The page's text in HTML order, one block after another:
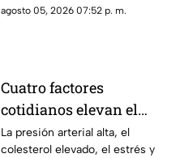
el enfoque en la creatividad, la
agosto 05, 2026 07:52 p. m.
Cuatro factores
cotidianos elevan el
riesgo de infarto
La presión arterial alta, el
colesterol elevado, el estrés y